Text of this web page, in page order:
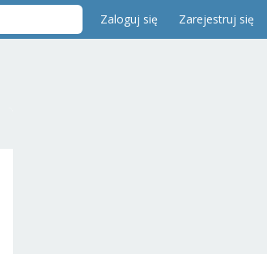
Zaloguj się Zarejestruj się